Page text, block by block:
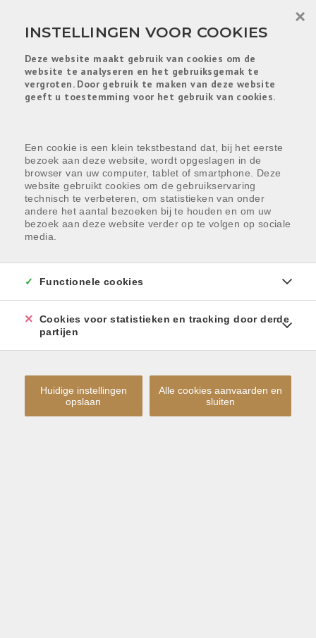
INSTELLINGEN VOOR COOKIES
Deze website maakt gebruik van cookies om de
website te analyseren en het gebruiksgemak te
vergroten. Door gebruik te maken van deze website
geeft u toestemming voor het gebruik van cookies.
Een cookie is een klein tekstbestand dat, bij het eerste
bezoek aan deze website, wordt opgeslagen in de
browser van uw computer, tablet of smartphone. Deze
website gebruikt cookies om de gebruikservaring
technisch te verbeteren, om statistieken van onder
andere het aantal bezoeken bij te houden en om uw
bezoek aan deze website verder op te volgen op sociale
media.
×
Functionele cookies
Cookies voor statistieken en tracking door derde
partijen
Huidige instellingen
opslaan
Alle cookies aanvaarden en
sluiten